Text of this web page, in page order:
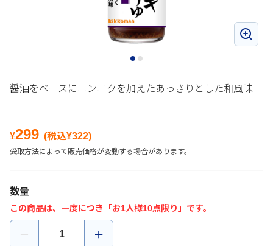
醤油をベースにニンニクを加えたあっさりとした和風味
¥299 (税込¥322)
受取方法によって販売価格が変動する場合があります。
数量
この商品は、一度につき「お1人様10点限り」です。